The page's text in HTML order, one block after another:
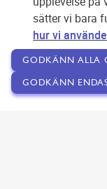
sätter vi bara
hur vi
GODKÄNN ALLA
GODKÄNN